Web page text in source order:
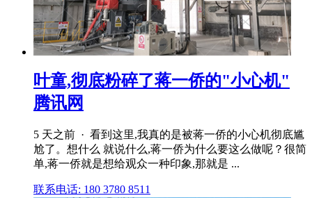
叶童,彻底粉碎了蒋一侨的"小心机"
腾讯网
5 天之前 · 看到这里,我真的是被蒋一侨的小心机彻底尴
尬了。想什么 就说什么,蒋一侨为什么要这么做呢？很简
单,蒋一侨就是想给观众一种印象,那就是 ...
联系电话: 180 3780 8511